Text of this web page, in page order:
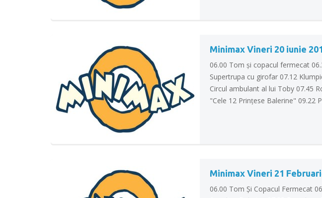
Minimax Vineri 20 iunie
06.00 Tom şi copacul fermecat
Supertrupa cu girofar 07.12
Circul ambulant al lui Toby 07.45
"Cele 12 Prinţese Balerine" 09.22
Minimax Vineri 21
06.00 Tom Şi Copacul Fermecat